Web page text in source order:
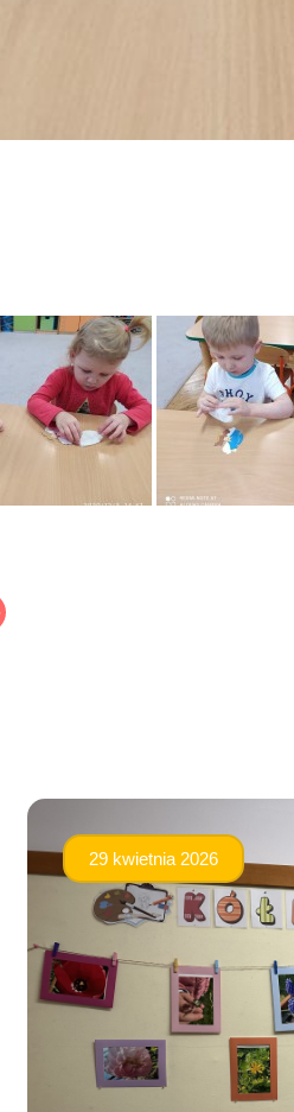
29 kwietnia 2026